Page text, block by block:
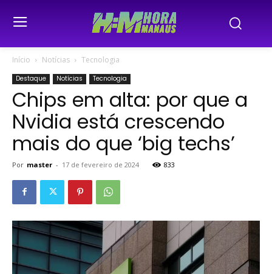
Início Notícias Tecnologia
Destaque Notícias Tecnologia
Chips em alta: por que a
Nvidia está crescendo
mais do que ‘big techs’
Por master - 17 de fevereiro de 2024 833